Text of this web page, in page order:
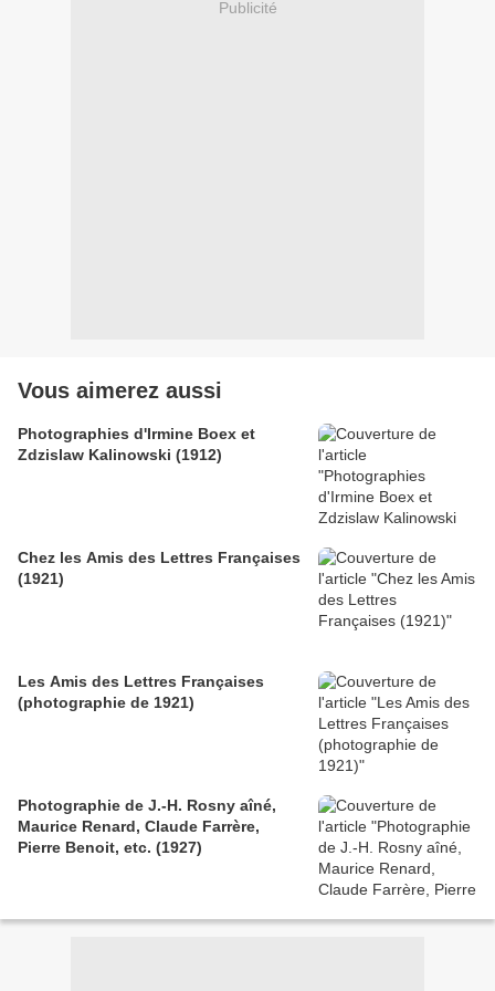
Publicité
Vous aimerez aussi
Photographies d'Irmine Boex et
Zdzislaw Kalinowski (1912)
Chez les Amis des Lettres Françaises
(1921)
Les Amis des Lettres Françaises
(photographie de 1921)
Photographie de J.-H. Rosny aîné,
Maurice Renard, Claude Farrère,
Pierre Benoit, etc. (1927)